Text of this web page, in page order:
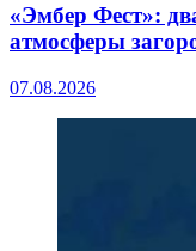
«Эмбер Фест»:
атмосферы
07.08.2026